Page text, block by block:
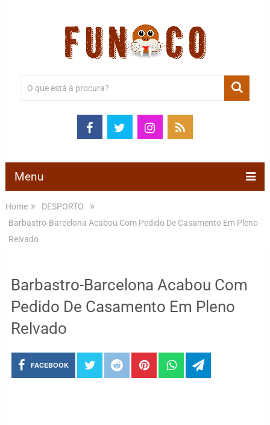
Menu
Home
DESPORTO
Barbastro-Barcelona Acabou Com Pedido De Casamento Em Pleno
Relvado
Barbastro-Barcelona Acabou Com
Pedido De Casamento Em Pleno
Relvado
FACEBOOK